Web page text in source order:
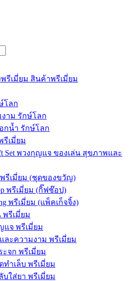
รีเมี่ยม สินค้าพรีเมี่ยม
โลก
าม รักษ์โลก
กน้ำ รักษ์โลก
รีเมี่ยม
Set พวงกุญแจ ของเล่น สุขภาพและ
พรีเมี่ยม (ชุดของขวัญ)
พรีเมี่ยม (กิ๊ฟช๊อป)
พรีเมี่ยม (แพ็คเก็จจิ้ง)
พรีเมี่ยม
แจ พรีเมี่ยม
ละความงาม พรีเมี่ยม
ะจก พรีเมี่ยม
ทำเล็บ พรีเมี่ยม
บใส่ยา พรีเมี่ยม